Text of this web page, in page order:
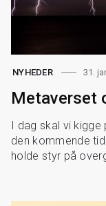
NYHEDER 31.
Metaverset
I dag skal vi kigge
den kommende
holde styr på